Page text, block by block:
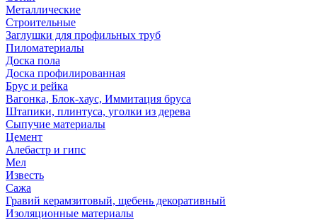
Металлические
Строительные
Заглушки для профильных труб
Пиломатериалы
Доска пола
Доска профилированная
Брус и рейка
Вагонка, Блок-хаус, Иммитация бруса
Штапики, плинтуса, уголки из дерева
Сыпучие материалы
Цемент
Алебастр и гипс
Мел
Известь
Сажа
Гравий керамзитовый, щебень декоративный
Изоляционные материалы